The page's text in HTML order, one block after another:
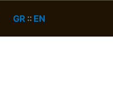
GR :: EN